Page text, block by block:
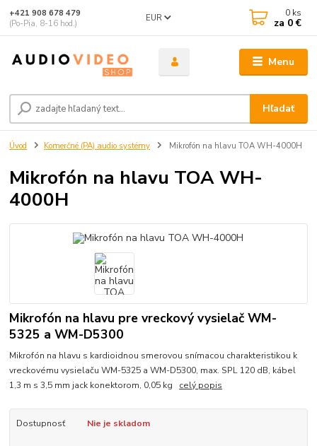
Menu
EUR
Hľadať
+421 908 678 479
(Po-Pia, 8-16 hod.)
0 ks
za 0 €
Úvod Komerčné (PA) audio systémy Mikrofón na hlavu TOA WH-4000H
Mikrofón na hlavu TOA WH-
4000H
Mikrofón na hlavu pre vreckový vysielač WM-
5325 a WM-D5300
Mikrofón na hlavu s kardioidnou smerovou snímacou charakteristikou k
vreckovému vysielaču WM-5325 a WM-D5300, max. SPL 120 dB, kábel
1,3 m s 3,5 mm jack konektorom, 0,05 kg celý popis
Dostupnosť Nie je skladom